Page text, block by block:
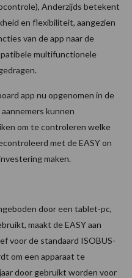
Anderzijds betekent
en flexibiliteit, aangezien
van de app naar de
multifunctionele
app nu opgenomen in de
kunnen
om te controleren welke
met de EASY on
maken.
door een tablet-pc,
maakt de EASY aan
voor de standaard ISOBUS-
om een apparaat te
door gebruikt worden voor